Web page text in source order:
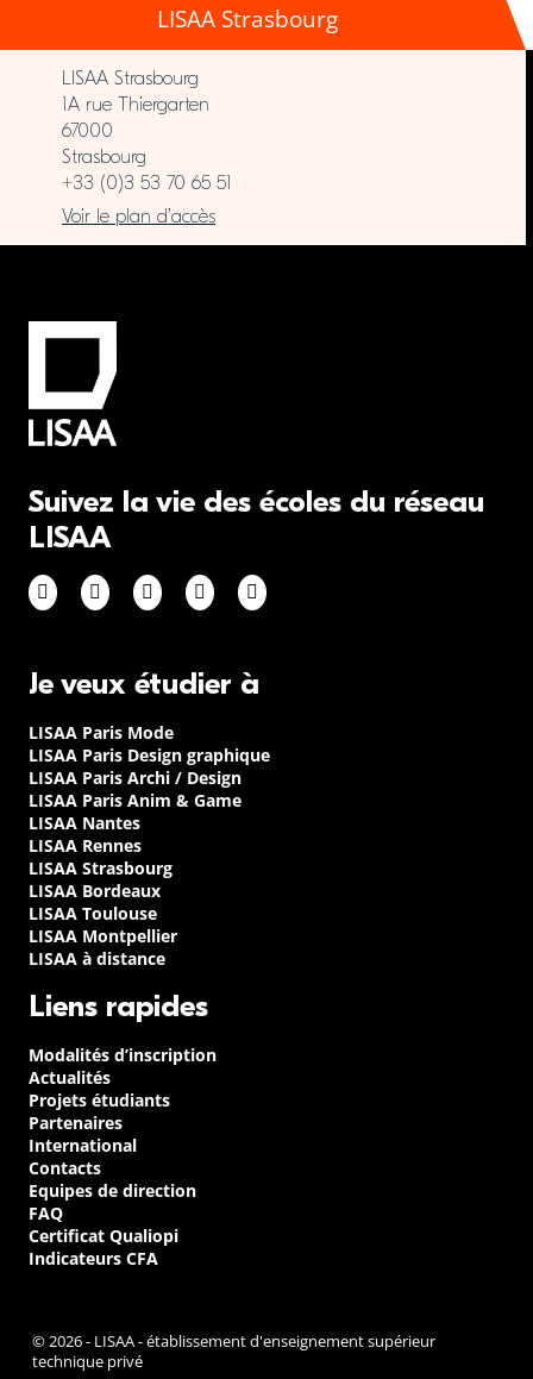
LISAA Strasbourg
LISAA Strasbourg
1A rue Thiergarten
67000
Strasbourg
+33 (0)3 53 70 65 51
Voir le plan d’accès
Suivez la vie des écoles du réseau
LISAA
Je veux étudier à
LISAA Paris Mode
LISAA Paris Design graphique
LISAA Paris Archi / Design
LISAA Paris Anim & Game
LISAA Nantes
LISAA Rennes
LISAA Strasbourg
LISAA Bordeaux
LISAA Toulouse
LISAA Montpellier
LISAA à distance
Liens rapides
Modalités d’inscription
Actualités
Projets étudiants
Partenaires
International
Contacts
Equipes de direction
FAQ
Certificat Qualiopi
Indicateurs CFA
© 2026 - LISAA - établissement d'enseignement supérieur
technique privé